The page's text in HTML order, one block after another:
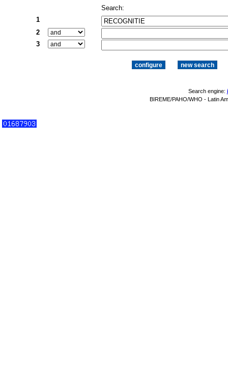
Search:
1
2
3
Search engine:
BIREME/PAHO/WHO - Latin